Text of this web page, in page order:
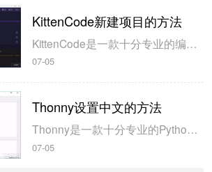
KittenCode新建项目的方法
KittenCode是一款十分专业的编程软件，该软件给用户提供了可视化的操作界面，支持Python语言的编程开发以及第三方库管理，并且提供了很多实用的工具，功能十分强大。我们在使用这款软件进行编程开发的过程中，最基本、最常做的操作就是新建项目，因此我们很有必要掌握新建项目的方法。但是这款软件的专业性...
07-05
Thonny设置中文的方法
Thonny是一款十分专业的Python编辑软件，该软件界面清爽简单，给用户提供了丰富的编程工具，具备代码补全、语法错误显示等功能，非常的适合新手使用。该软件还支持多种语言，所以在下载这款软件的时候，有时候下载到电脑中的软件是英文版本的，这对于英语基础较差的小伙伴来说，使用这款软件就会变得十分困难，...
07-05